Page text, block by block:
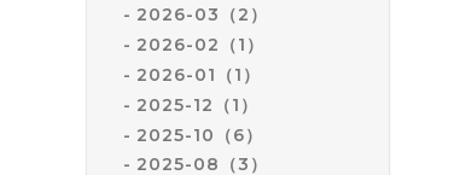
2026-03（2）
2026-02（1）
2026-01（1）
2025-12（1）
2025-10（6）
2025-08（3）